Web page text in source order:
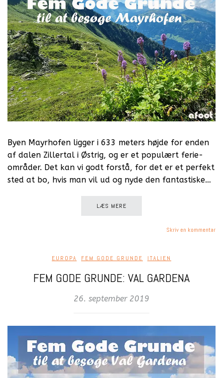
Byen Mayrhofen ligger i 633 meters højde for enden
af dalen Zillertal i Østrig, og er et populært ferie-
områder. Det kan vi godt forstå, for det er et perfekt
sted at bo, hvis man vil ud og nyde den fantastiske…
LÆS MERE
Skriv en kommentar
EUROPA FEM GODE GRUNDE ITALIEN
FEM GODE GRUNDE: VAL GARDENA
26. september 2019